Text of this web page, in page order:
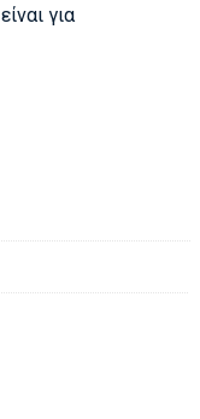
για